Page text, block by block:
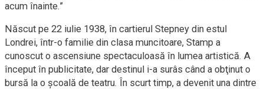
acum înainte.”
Născut pe 22 iulie 1938, în cartierul Stepney din estul
Londrei, într-o familie din clasa muncitoare, Stamp a
cunoscut o ascensiune spectaculoasă în lumea artistică. A
început în publicitate, dar destinul i-a surâs când a obţinut o
bursă la o școală de teatru. În scurt timp, a devenit una dintre